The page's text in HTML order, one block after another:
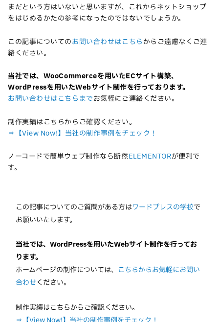
まだという方はいないと思いますが、これからネットショップ
をはじめるかたの参考になったのではないでしょうか。
この記事についてのお問い合わせはこちらからご遠慮なくご連
絡ください。
当社では、WooCommerceを用いたECサイト構築、
WordPressを用いたWebサイト制作を行っております。
お問い合わせはこちらまでお気軽にご連絡ください。
制作実績はこちらからご確認ください。
⇒【View Now!】当社の制作事例をチェック！
ノーコードで簡単ウェブ制作なら断然ELEMENTORが便利で
す。
この記事についてのご質問がある方はワードプレスの学校で
お願いいたします。
当社では、WordPressを用いたWebサイト制作を行ってお
ります。
ホームページの制作については、 こちらからお気軽にお問い
合わせください。
制作実績はこちらからご確認ください。